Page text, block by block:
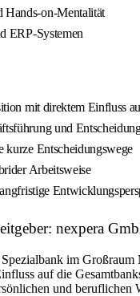
Hands-on-Mentalität
ERP-Systemen
mit direktem Einfluss
und
kurze Entscheidungswege
Arbeitsweise
nexpera
im
auf die
und beruflichen